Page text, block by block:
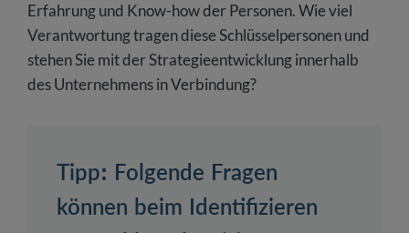
Erfahrung und Know-how der Personen. Wie viel
Verantwortung tragen diese Schlüsselpersonen und
stehen Sie mit der Strategieentwicklung innerhalb
des Unternehmens in Verbindung?
Tipp: Folgende Fragen
können beim Identifizieren